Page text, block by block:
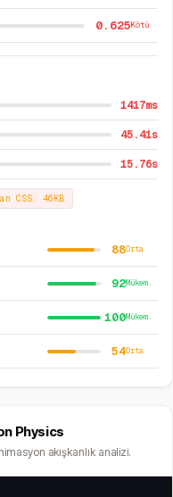
0.625Kötü
1417ms
45.41s
15.76s
CSS: 46KB
88Orta
92Mükem.
100Mükem.
54Orta
Physics
akışkanlık analizi.